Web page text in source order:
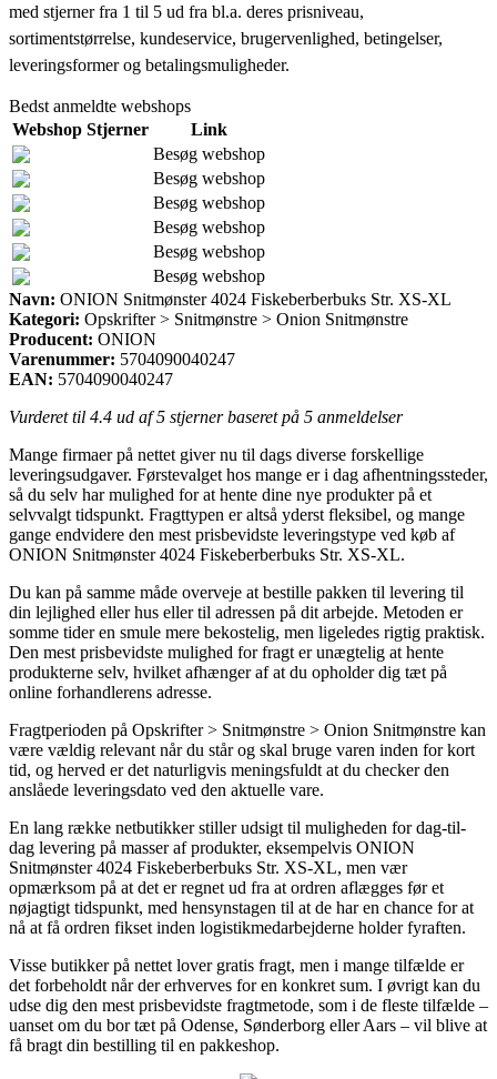
med stjerner fra 1 til 5 ud fra bl.a. deres prisniveau,
sortimentstørrelse, kundeservice, brugervenlighed, betingelser,
leveringsformer og betalingsmuligheder.
Bedst anmeldte webshops
Webshop Stjerner
Link
Besøg webshop
Besøg webshop
Besøg webshop
Besøg webshop
Besøg webshop
Besøg webshop
Navn: ONION Snitmønster 4024 Fiskeberberbuks Str. XS-XL
Kategori: Opskrifter > Snitmønstre > Onion Snitmønstre
Producent: ONION
Varenummer: 5704090040247
EAN: 5704090040247
Vurderet til 4.4 ud af 5 stjerner baseret på 5 anmeldelser
Mange firmaer på nettet giver nu til dags diverse forskellige
leveringsudgaver. Førstevalget hos mange er i dag afhentningssteder,
så du selv har mulighed for at hente dine nye produkter på et
selvvalgt tidspunkt. Fragttypen er altså yderst fleksibel, og mange
gange endvidere den mest prisbevidste leveringstype ved køb af
ONION Snitmønster 4024 Fiskeberberbuks Str. XS-XL.
Du kan på samme måde overveje at bestille pakken til levering til
din lejlighed eller hus eller til adressen på dit arbejde. Metoden er
somme tider en smule mere bekostelig, men ligeledes rigtig praktisk.
Den mest prisbevidste mulighed for fragt er unægtelig at hente
produkterne selv, hvilket afhænger af at du opholder dig tæt på
online forhandlerens adresse.
Fragtperioden på Opskrifter > Snitmønstre > Onion Snitmønstre kan
være vældig relevant når du står og skal bruge varen inden for kort
tid, og herved er det naturligvis meningsfuldt at du checker den
anslåede leveringsdato ved den aktuelle vare.
En lang række netbutikker stiller udsigt til muligheden for dag-til-
dag levering på masser af produkter, eksempelvis ONION
Snitmønster 4024 Fiskeberberbuks Str. XS-XL, men vær
opmærksom på at det er regnet ud fra at ordren aflægges før et
nøjagtigt tidspunkt, med hensynstagen til at de har en chance for at
nå at få ordren fikset inden logistikmedarbejderne holder fyraften.
Visse butikker på nettet lover gratis fragt, men i mange tilfælde er
det forbeholdt når der erhverves for en konkret sum. I øvrigt kan du
udse dig den mest prisbevidste fragtmetode, som i de fleste tilfælde –
uanset om du bor tæt på Odense, Sønderborg eller Aars – vil blive at
få bragt din bestilling til en pakkeshop.